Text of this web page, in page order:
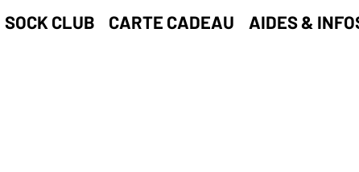
SOCK CLUB CARTE CADEAU AIDES &